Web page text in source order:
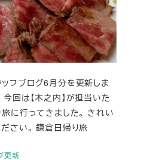
更新
フブログ6月分を更新しま
回は【木之内】が担当いた
に行ってきました。 きれい
さい。 鎌倉日帰り旅